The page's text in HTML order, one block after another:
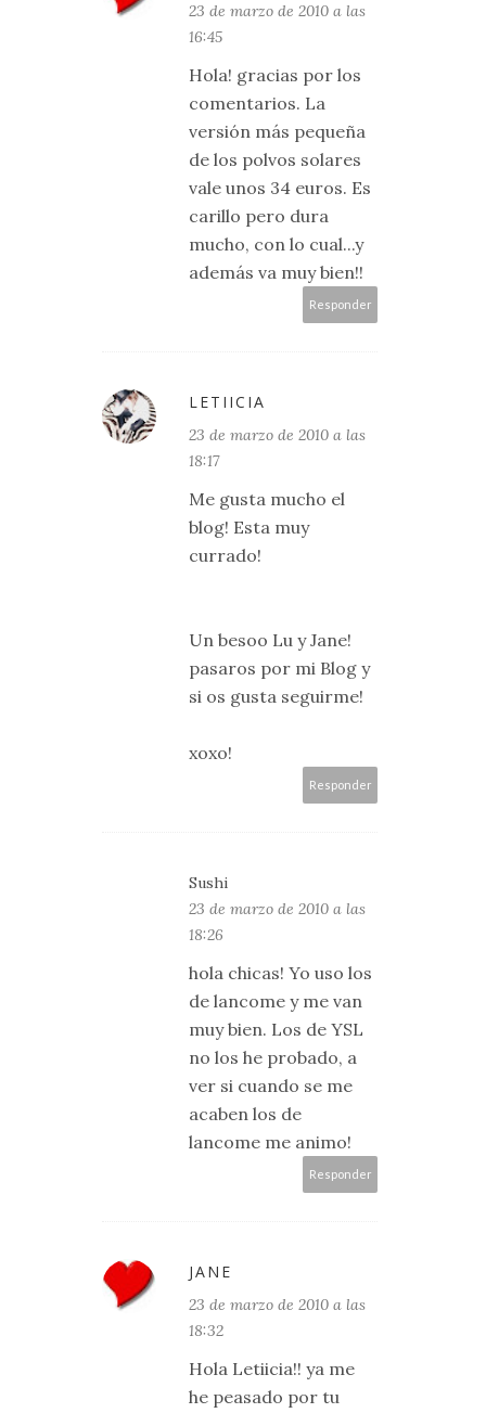
23 de marzo de 2010 a las
16:45
Hola! gracias por los
comentarios. La
versión más pequeña
de los polvos solares
vale unos 34 euros. Es
carillo pero dura
mucho, con lo cual...y
además va muy bien!!
Responder
LETIICIA
23 de marzo de 2010 a las
18:17
Me gusta mucho el
blog! Esta muy
currado!
Un besoo Lu y Jane!
pasaros por mi Blog y
si os gusta seguirme!
xoxo!
Responder
Sushi
23 de marzo de 2010 a las
18:26
hola chicas! Yo uso los
de lancome y me van
muy bien. Los de YSL
no los he probado, a
ver si cuando se me
acaben los de
lancome me animo!
Responder
JANE
23 de marzo de 2010 a las
18:32
Hola Letiicia!! ya me
he peasado por tu